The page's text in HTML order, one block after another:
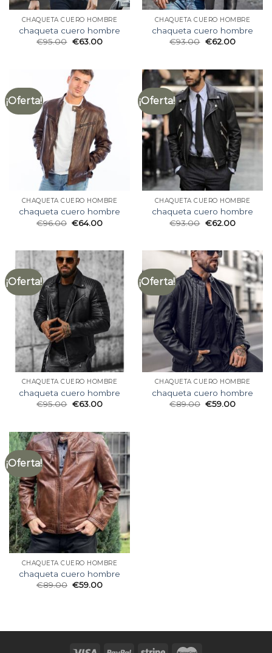
CHAQUETA CUERO HOMBRE
chaqueta cuero hombre
€95.00 €63.00
CHAQUETA CUERO HOMBRE
chaqueta cuero hombre
€93.00 €62.00
¡Oferta!
CHAQUETA CUERO HOMBRE
chaqueta cuero hombre
€96.00 €64.00
¡Oferta!
CHAQUETA CUERO HOMBRE
chaqueta cuero hombre
€93.00 €62.00
¡Oferta!
CHAQUETA CUERO HOMBRE
chaqueta cuero hombre
€95.00 €63.00
¡Oferta!
CHAQUETA CUERO HOMBRE
chaqueta cuero hombre
€89.00 €59.00
¡Oferta!
CHAQUETA CUERO HOMBRE
chaqueta cuero hombre
€89.00 €59.00